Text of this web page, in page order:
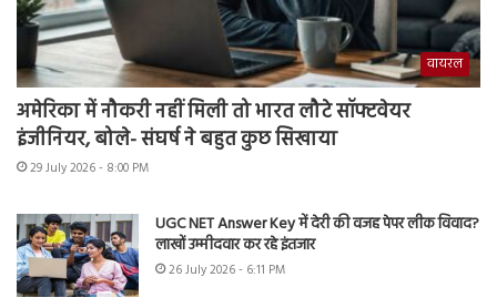
वायरल
अमेरिका में नौकरी नहीं मिली तो भारत लौटे सॉफ्टवेयर
इंजीनियर, बोले- संघर्ष ने बहुत कुछ सिखाया
29 July 2026 - 8:00 PM
UGC NET Answer Key में देरी की वजह पेपर लीक विवाद?
लाखों उम्मीदवार कर रहे इंतजार
26 July 2026 - 6:11 PM